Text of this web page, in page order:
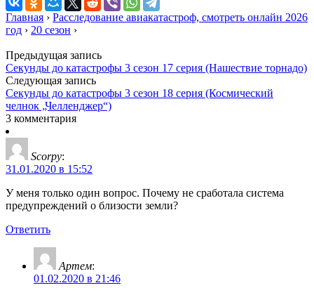
Главная › Расследование авиакатастроф, смотреть онлайн 2026
год › 20 сезон ›
Предыдущая запись
Секунды до катастрофы 3 сезон 17 серия (Нашествие торнадо)
Следующая запись
Секунды до катастрофы 3 сезон 18 серия (Космический
челнок „Челленджер“)
3 комментария
Scorpy:
31.01.2020 в 15:52
У меня только один вопрос. Почему не сработала система
предупреждений о близости земли?
Ответить
Артем:
01.02.2020 в 21:46